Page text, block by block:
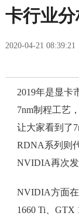
卡行业
2020-04-21 08:39:21
2019年是显卡
7nm制程工艺
让大家看到了
RDNA系列则
NVIDIA再次发
NVIDIA方面
1660 Ti、GTX